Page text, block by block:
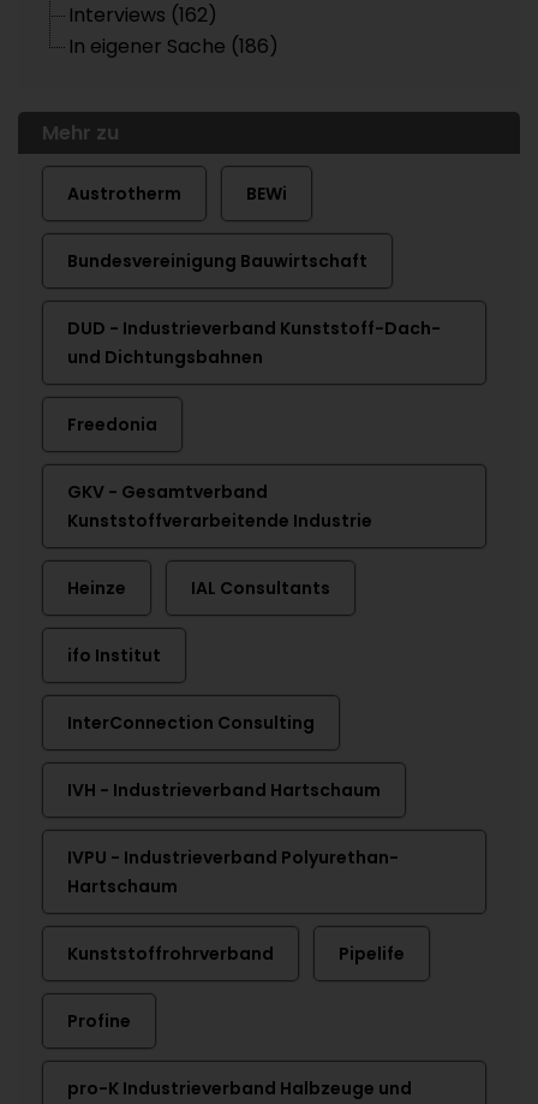
Interviews (162)
In eigener Sache (186)
Mehr zu
Austrotherm BEWi
Bundesvereinigung Bauwirtschaft
DUD - Industrieverband Kunststoff-Dach-
und Dichtungsbahnen
Freedonia
GKV - Gesamtverband
Kunststoffverarbeitende Industrie
Heinze IAL Consultants
ifo Institut
InterConnection Consulting
IVH - Industrieverband Hartschaum
IVPU - Industrieverband Polyurethan-
Hartschaum
Kunststoffrohrverband Pipelife
Profine
pro-K Industrieverband Halbzeuge und